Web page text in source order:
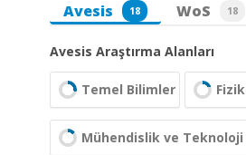
Avesis 18 WoS 18
Avesis Araştırma Alanları
Temel Bilimler Fizik
Mühendislik ve Teknoloji